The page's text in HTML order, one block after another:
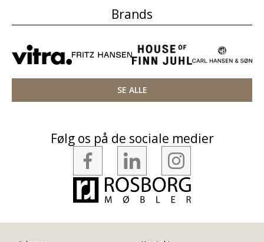
Brands
SE ALLE
Følg os på de sociale medier